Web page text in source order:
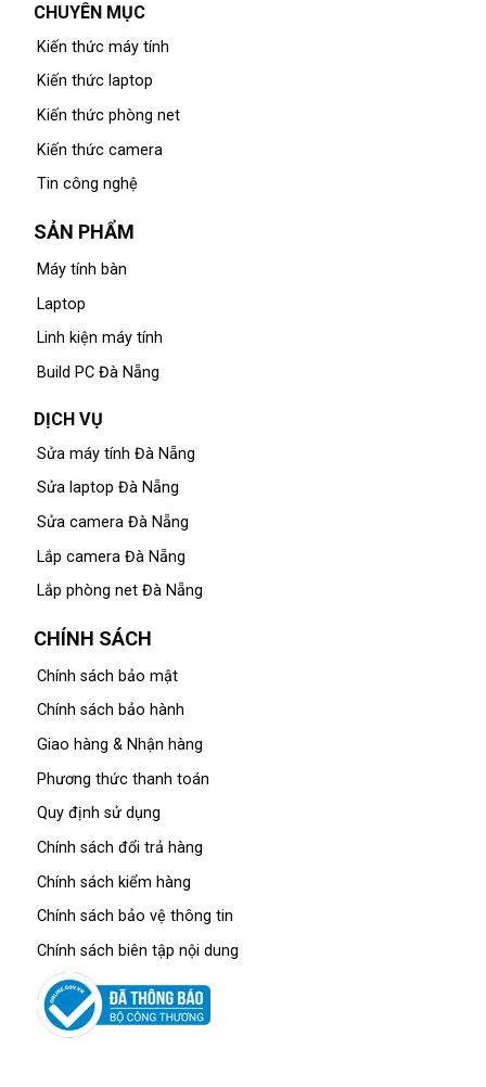
CHUYÊN MỤC
Kiến thức máy tính
Kiến thức laptop
Kiến thức phòng net
Kiến thức camera
Tin công nghệ
SẢN PHẨM
Máy tính bàn
Laptop
Linh kiện máy tính
Build PC Đà Nẵng
DỊCH VỤ
Sửa máy tính Đà Nẵng
Sửa laptop Đà Nẵng
Sửa camera Đà Nẵng
Lắp camera Đà Nẵng
Lắp phòng net Đà Nẵng
CHÍNH SÁCH
Chính sách bảo mật
Chính sách bảo hành
Giao hàng & Nhận hàng
Phương thức thanh toán
Quy định sử dụng
Chính sách đổi trả hàng
Chính sách kiểm hàng
Chính sách bảo vệ thông tin
Chính sách biên tập nội dung